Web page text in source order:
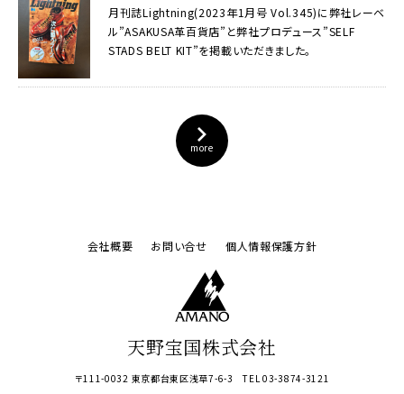
月刊誌Lightning(2023年1月号 Vol.345)に弊社レーベ
ル”ASAKUSA革百貨店”と弊社プロデュース”SELF
STADS BELT KIT”を掲載いただきました。
more
会社概要 お問い合せ 個人情報保護方針
天野宝国株式会社
〒111-0032 東京都台東区浅草7-6-3 TEL 03-3874-3121